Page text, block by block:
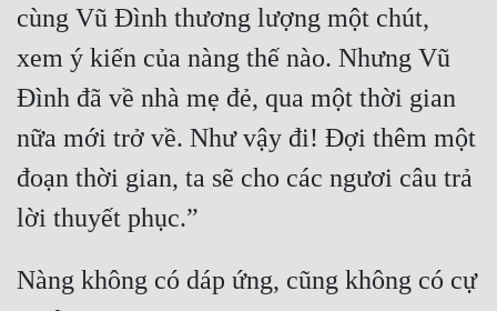
Huyền Huyễn
Huyền Nghi
Hài Hước
Hệ Thống
Khoa Huyễn
cùng Vũ Đình thương lượng một chút,
xem ý kiến của nàng thế nào. Nhưng Vũ
Đình đã về nhà mẹ đẻ, qua một thời gian
nữa mới trở về. Như vậy đi! Đợi thêm một
đoạn thời gian, ta sẽ cho các ngươi câu trả
Nàng không có dáp ứng, cũng không có cự